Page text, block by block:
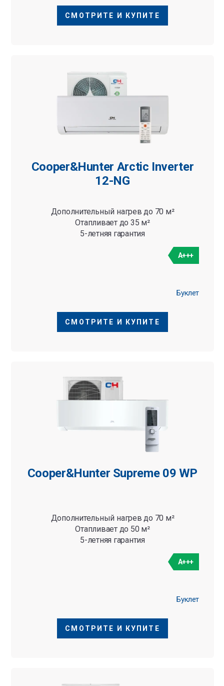
СМОТРИТЕ И КУПИТЕ
Cooper&Hunter Arctic Inverter
12-NG
Дополнительный нагрев до 70 м²
Отапливает до 35 м²
5-летняя гарантия
A+++
Буклет
СМОТРИТЕ И КУПИТЕ
Cooper&Hunter Supreme 09 WP
Дополнительный нагрев до 70 м²
Отапливает до 50 м²
5-летняя гарантия
A+++
Буклет
СМОТРИТЕ И КУПИТЕ